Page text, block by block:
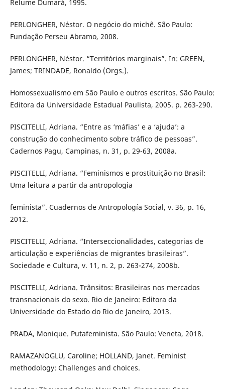
Relume Dumará, 1995.
PERLONGHER, Néstor. O negócio do michê. São Paulo:
Fundação Perseu Abramo, 2008.
PERLONGHER, Néstor. “Territórios marginais”. In: GREEN,
James; TRINDADE, Ronaldo (Orgs.).
Homossexualismo em São Paulo e outros escritos. São Paulo:
Editora da Universidade Estadual Paulista, 2005. p. 263-290.
PISCITELLI, Adriana. “Entre as ‘máfias’ e a ‘ajuda’: a
construção do conhecimento sobre tráfico de pessoas”.
Cadernos Pagu, Campinas, n. 31, p. 29-63, 2008a.
PISCITELLI, Adriana. “Feminismos e prostituição no Brasil:
Uma leitura a partir da antropologia
feminista”. Cuadernos de Antropología Social, v. 36, p. 16,
2012.
PISCITELLI, Adriana. “Interseccionalidades, categorias de
articulação e experiências de migrantes brasileiras”.
Sociedade e Cultura, v. 11, n. 2, p. 263-274, 2008b.
PISCITELLI, Adriana. Trânsitos: Brasileiras nos mercados
transnacionais do sexo. Rio de Janeiro: Editora da
Universidade do Estado do Rio de Janeiro, 2013.
PRADA, Monique. Putafeminista. São Paulo: Veneta, 2018.
RAMAZANOGLU, Caroline; HOLLAND, Janet. Feminist
methodology: Challenges and choices.